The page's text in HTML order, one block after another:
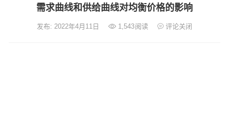
需求曲线和供给曲线对均衡价格的影响
发布: 2022年4月11日 1,543阅读 评论关闭